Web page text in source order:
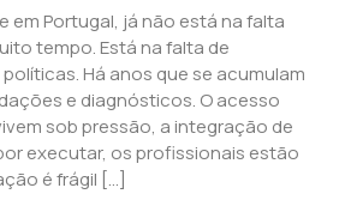
em Portugal, já não está na falta
tempo. Está na falta de
Há anos que se acumulam
e diagnósticos. O acesso
sob pressão, a integração de
executar, os profissionais estão
é frágil […]